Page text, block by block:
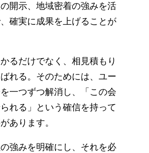
開示、地域密着の強みを活
確実に成果を上げることが
るだけでなく、相見積もり
れる。そのためには、ユー
一つずつ解消し、「この会
れる」という確信を持って
あります。
強みを明確にし、それを必